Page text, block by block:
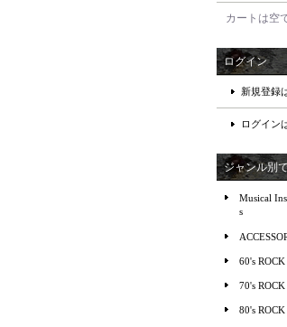
カートは空
ログイン
新規登録
ログイン
ジャンル別
Musical
s
60's ROCK
70's ROCK
80's ROCK